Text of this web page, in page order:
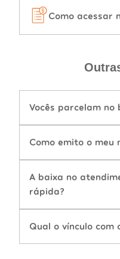
Como acessar
Vocês parcelam no
Como emito o meu
A baixa no
rápida?
Qual o vínculo com